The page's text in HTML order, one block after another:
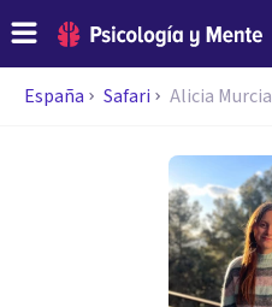
España Safari Alicia Murcia